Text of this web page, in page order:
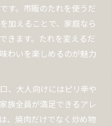
す。市販のたれを使うだ
加えることで、家庭なら
きます。たれを変えるだ
わいを楽しめるのが魅力
、大人向けにはピリ辛や
族全員が満足できるアレ
、焼肉だけでなく炒め物